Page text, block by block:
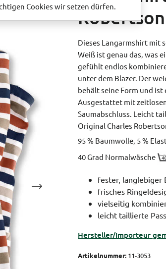
Robertson
Dieses Langarmshirt mit
Weiß ist genau das, was
gefühlt endlos
unter dem Blazer. Der
behält seine Form und
Ausgestattet mit
Saumabschluss. Leicht
Original Charles
95 % Baumwolle, 5 %
40 Grad Normalwäsche
fester, langlebiger
frisches
vielseitig
leicht taillierte
Hersteller/Importeur
Artikelnummer: 11-3053
Cookies wir setzen dürfen.